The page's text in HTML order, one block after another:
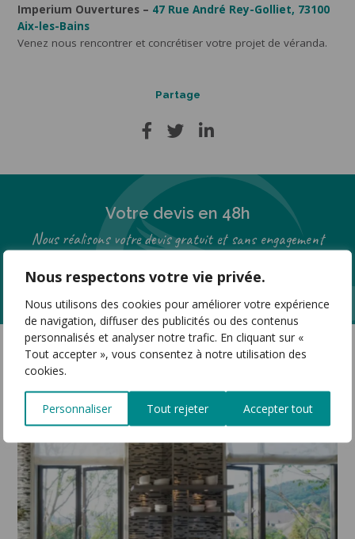
Nous respectons votre vie privée.
Nous utilisons des cookies pour améliorer votre expérience
de navigation, diffuser des publicités ou des contenus
personnalisés et analyser notre trafic. En cliquant sur «
Tout accepter », vous consentez à notre utilisation des
cookies.
Personnaliser Tout rejeter Accepter tout
Imperium Ouvertures – 47 Rue André Rey-Golliet, 73100
Aix-les-Bains
Venez nous rencontrer et concrétiser votre projet de véranda.
Partage
Votre devis en 48h
Nous réalisons votre devis gratuit et sans engagement
Demander un devis
Ces articles peuvent vous intéresser